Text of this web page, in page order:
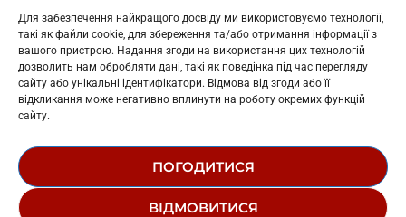
Для забезпечення найкращого досвіду ми використовуємо технології,
такі як файли cookie, для збереження та/або отримання інформації з
вашого пристрою. Надання згоди на використання цих технологій
дозволить нам обробляти дані, такі як поведінка під час перегляду
сайту або унікальні ідентифікатори. Відмова від згоди або її
відкликання може негативно вплинути на роботу окремих функцій
сайту.
ПОГОДИТИСЯ
ВІДМОВИТИСЯ
Косів: L11-01805
Гарасимів: L11-02274
© 1995-2026 РК «ЗАХІДНИЙ ПОЛЮС»